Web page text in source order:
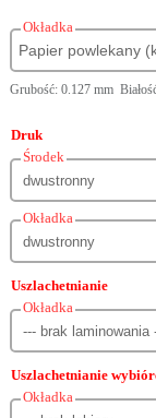
Okładka
Papier powlekany
Grubość: 0.127 mm
Druk
Środek
Okładka
Uszlachetnianie
Okładka
Uszlachetnianie
Okładka